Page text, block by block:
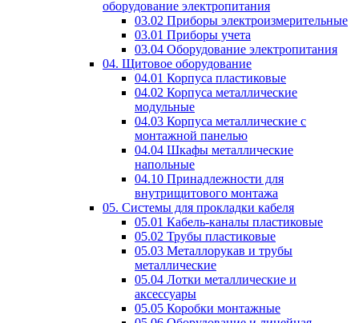
оборудование электропитания
03.02 Приборы электроизмерительные
03.01 Приборы учета
03.04 Оборудование электропитания
04. Щитовое оборудование
04.01 Корпуса пластиковые
04.02 Корпуса металлические
модульные
04.03 Корпуса металлические с
монтажной панелью
04.04 Шкафы металлические
напольные
04.10 Принадлежности для
внутрищитового монтажа
05. Системы для прокладки кабеля
05.01 Кабель-каналы пластиковые
05.02 Трубы пластиковые
05.03 Металлорукав и трубы
металлические
05.04 Лотки металлические и
аксессуары
05.05 Коробки монтажные